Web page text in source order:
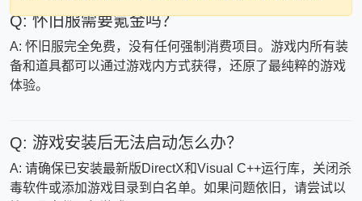
Q: 怀旧服需要氪金吗？
A: 怀旧服完全免费，没有任何强制消费项目。游戏内所有装
备和道具都可以通过游戏内方式获得，还原了最纯粹的游戏
体验。
Q: 游戏安装后无法启动怎么办？
A: 请确保已安装最新版DirectX和Visual C++运行库，关闭杀
毒软件或添加游戏目录到白名单。如果问题依旧，请尝试以